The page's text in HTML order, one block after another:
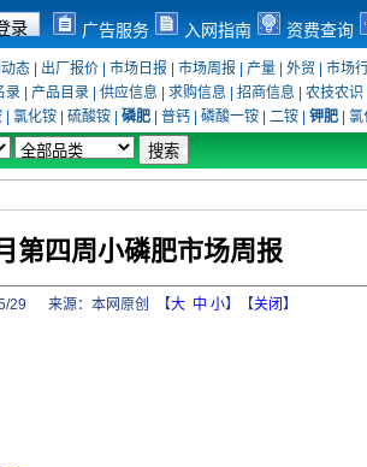
广告服务 入网指南 资费查询
态| 出厂报价| 市场日报 市场周报 产量| 外贸 市场
录 产品目录 供应信息 求购信息 招商信息 农技农识
氯化铵 硫酸铵 磷肥 普钙 磷酸一铵 二铵 钾肥 氯
第四周小磷肥市场周报
29 来源： 本网原创 【大 中 小】【关闭】